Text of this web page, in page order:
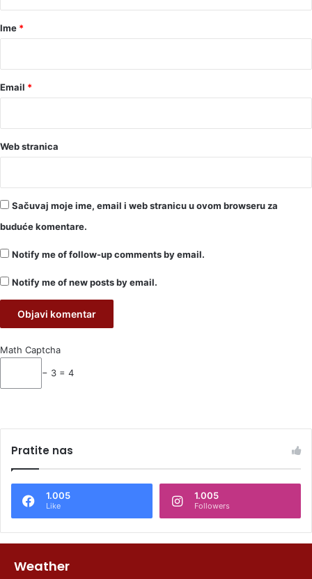
rIme *
Email *
Web stranica
Sačuvaj moje ime, email i web stranicu u ovom browseru za
buduće komentare.
Notify me of follow-up comments by email.
Notify me of new posts by email.
Math Captcha
− 3 = 4
Pratite nas
1.005
Like
1.005
Followers
Weather